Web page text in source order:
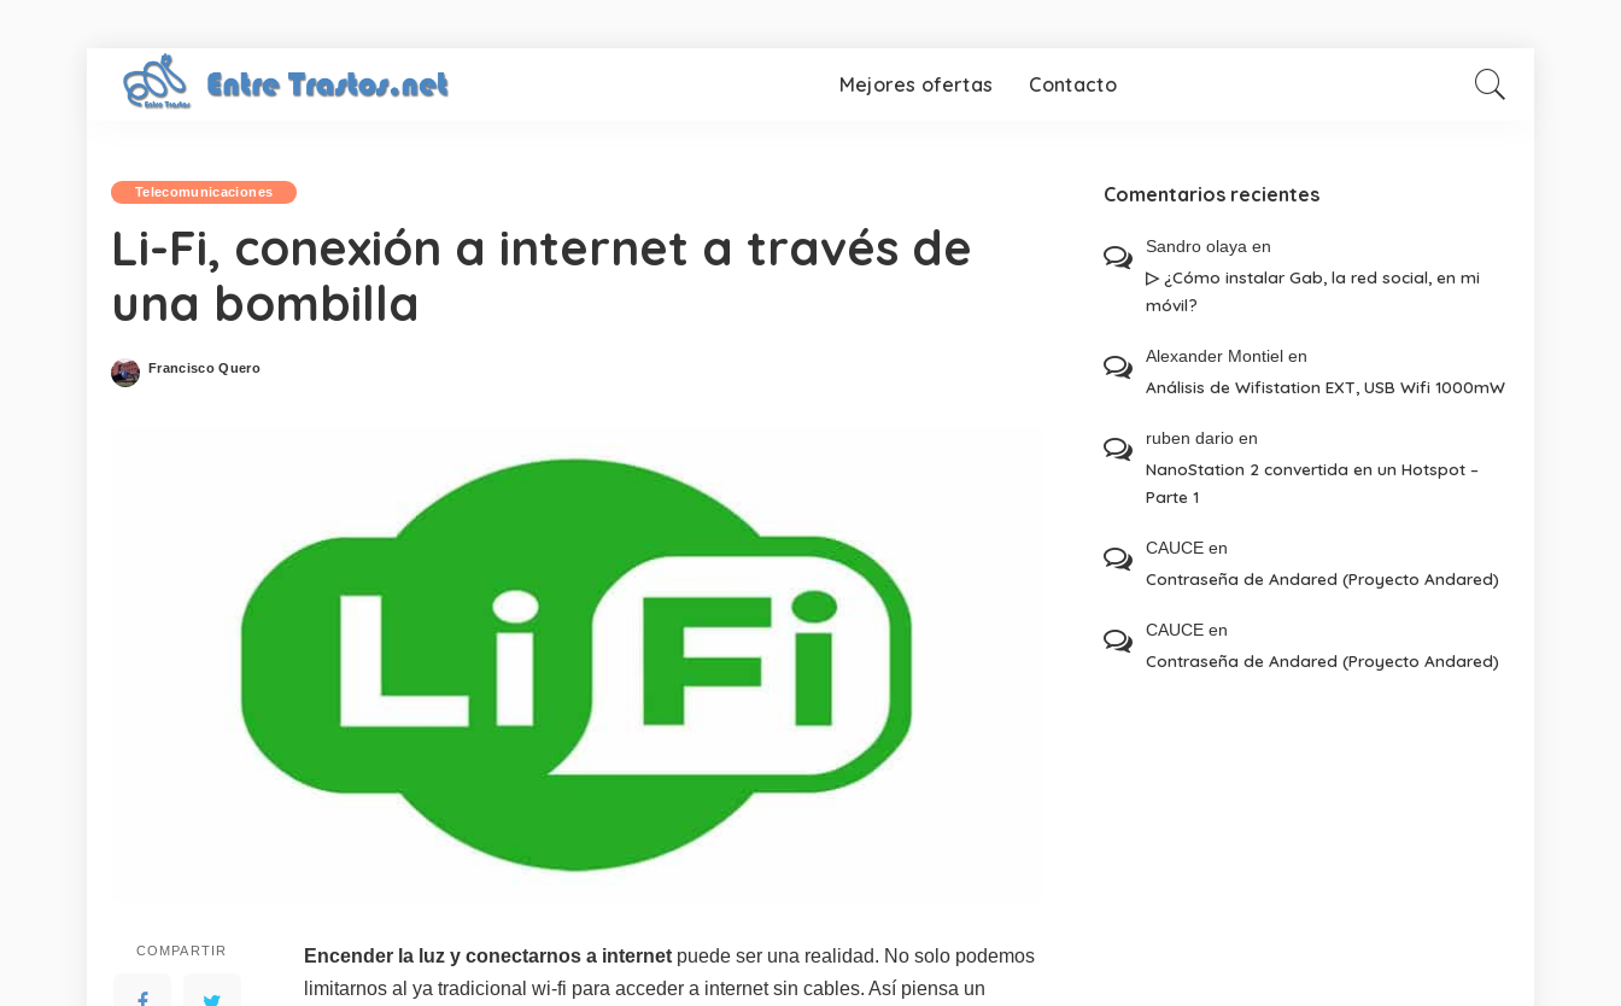
Mejores ofertas Contacto
Telecomunicaciones
Li-Fi, conexión a internet a través de
una bombilla
Posted
Francisco Quero
COMPARTIR Encender la luz y conectarnos a internet puede ser una realidad. No solo podemos
limitarnos al ya tradicional wi-fi para acceder a internet sin cables. Así piensa un
Comentarios recientes
Sandro olaya en
▷ ¿Cómo instalar Gab, la red social, en mi
móvil?
Alexander Montiel en
Análisis de Wifistation EXT, USB Wifi 1000mW
ruben dario en
NanoStation 2 convertida en un Hotspot –
Parte 1
CAUCE en
Contraseña de Andared (Proyecto Andared)
CAUCE en
Contraseña de Andared (Proyecto Andared)